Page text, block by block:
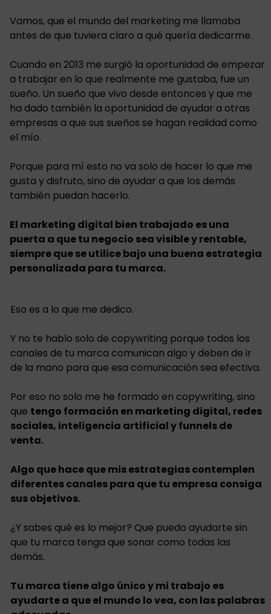
Vamos, que el mundo del marketing me llamaba
antes de que tuviera claro a qué quería dedicarme.
Cuando en 2013 me surgió la oportunidad de empezar
a trabajar en lo que realmente me gustaba, fue un
sueño. Un sueño que vivo desde entonces y que me
ha dado también la oportunidad de ayudar a otras
empresas a que sus sueños se hagan realidad como
el mío.
Porque para mí esto no va solo de hacer lo que me
gusta y disfruto, sino de ayudar a que los demás
también puedan hacerlo.
El marketing digital bien trabajado es una
puerta a que tu negocio sea visible y rentable,
siempre que se utilice bajo una buena estrategia
personalizada para tu marca.
Eso es a lo que me dedico.
Y no te hablo solo de copywriting porque todos los
canales de tu marca comunican algo y deben de ir
de la mano para que esa comunicación sea efectiva.
Por eso no solo me he formado en copywriting, sino
que tengo formación en marketing digital, redes
sociales, inteligencia artificial y funnels de
venta.
Algo que hace que mis estrategias contemplen
diferentes canales para que tu empresa consiga
sus objetivos.
¿Y sabes qué es lo mejor? Que puedo ayudarte sin
que tu marca tenga que sonar como todas las
demás.
Tu marca tiene algo único y mi trabajo es
ayudarte a que el mundo lo vea, con las palabras